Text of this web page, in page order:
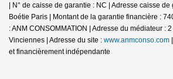
| N° de caisse de garantie : NC | Adresse caisse
Boétie Paris | Montant de la garantie financière :
: ANM CONSOMMATION | Adresse du médiateur :
Vinciennes | Adresse du site : www.anmconso.com |
et financièrement indépendante